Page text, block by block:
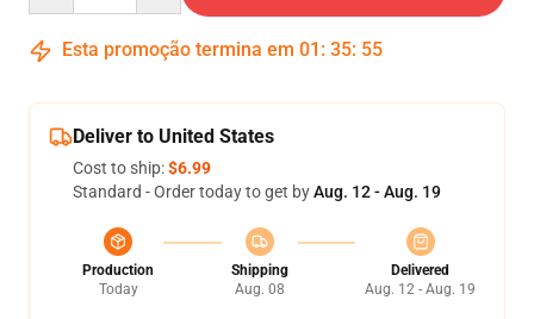
Esta promoção termina em 01 : 35: 54
Deliver to United States
Cost to ship:$6.99
Standard - Order today to get byAug. 12 - Aug. 19
Production
Today
Shipping
Aug. 08
Delivered
Aug. 12 - Aug. 19